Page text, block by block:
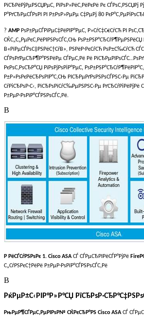
РїСЂРёРјРµРЅСЏРµС‚ РїРѕР»РёС‚РёРєРё Рє СЃРѕС‚РЅСЏРј
Р°РґСЂРµСЃРѕРІ РІ Р±РѕР»РµРµ С‡РµРј 80
? AMP РѕР±РµСЃРїРµС‡РёРІР°РµС‚ Р»СѓС‡С€СѓСЋ РІ
СЌС„С„РµРєС‚РёРІРЅРѕСЃС‚СЊ РѕР±РЅР°СЂСѓР¶РµРЅРёСЏ
В«РїРµСЃРѕС‡РЅРёС†СѓВ», РЅРёР·РєСѓСЋ РѕР±С‰СѓСЋ
СЃРѕРґРµСЂР¶Р°РЅРёРµ СЃРµС‚Рё Рё
РєРѕС‚РѕСЂР°СЏ РїРѕРјРѕРіР°РµС‚
Р±Р»РѕРєРёСЂРѕРІР°С‚СЊ РІСЂРµРґРѕРЅРѕСЃРЅС‹Рµ
СѓРіСЂРѕР·С‹, РїСЂРѕРїСѓС‰РµРЅРЅС‹Рµ РґСЂСѓРіРёРјРё
Р±РµР·РѕРїР°СЃРЅРѕСЃС‚Рё.
В
Р РёСЃСѓРЅРѕРє 1. Cisco ASAСЃ СЃРµСЂРІРёСЃР°РјРё
С„СѓРЅРєС†РёРё Р±РµР·РѕРїР°СЃРЅРѕСЃС‚Рё
В
РќРµР±С‹РІР°Р»Р°СЏ
РњРµР¶СЃРµС‚РµРІРѕР№ СЌРєСЂР°РЅ Cisco ASAСЃ